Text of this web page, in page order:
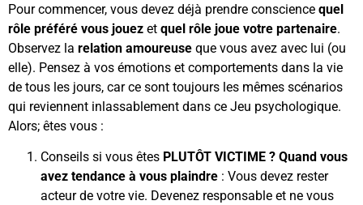
Pour commencer, vous devez déjà prendre conscience quel
rôle préféré vous jouez et quel rôle joue votre partenaire.
Observez la relation amoureuse que vous avez avec lui (ou
elle). Pensez à vos émotions et comportements dans la vie
de tous les jours, car ce sont toujours les mêmes scénarios
qui reviennent inlassablement dans ce Jeu psychologique.
Alors; êtes vous :
Conseils si vous êtes PLUTÔT VICTIME ? Quand vous
avez tendance à vous plaindre : Vous devez rester
acteur de votre vie. Devenez responsable et ne vous